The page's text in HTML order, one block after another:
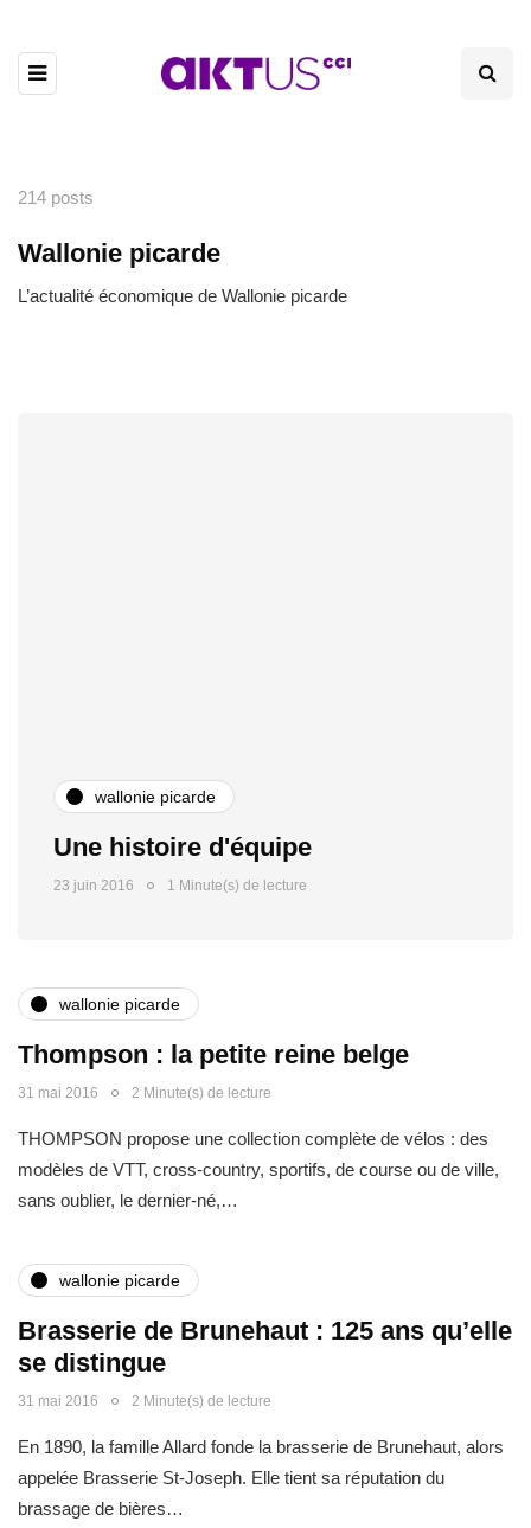
214 posts
Wallonie picarde
L’actualité économique de Wallonie picarde
wallonie picarde
Une histoire d'équipe
23 juin 2016 1 Minute(s) de lecture
wallonie picarde
Thompson : la petite reine belge
31 mai 2016 2 Minute(s) de lecture
THOMPSON propose une collection complète de vélos : des
modèles de VTT, cross-country, sportifs, de course ou de ville,
sans oublier, le dernier-né,…
wallonie picarde
Brasserie de Brunehaut : 125 ans qu’elle
se distingue
31 mai 2016 2 Minute(s) de lecture
En 1890, la famille Allard fonde la brasserie de Brunehaut, alors
appelée Brasserie St-Joseph. Elle tient sa réputation du
brassage de bières…